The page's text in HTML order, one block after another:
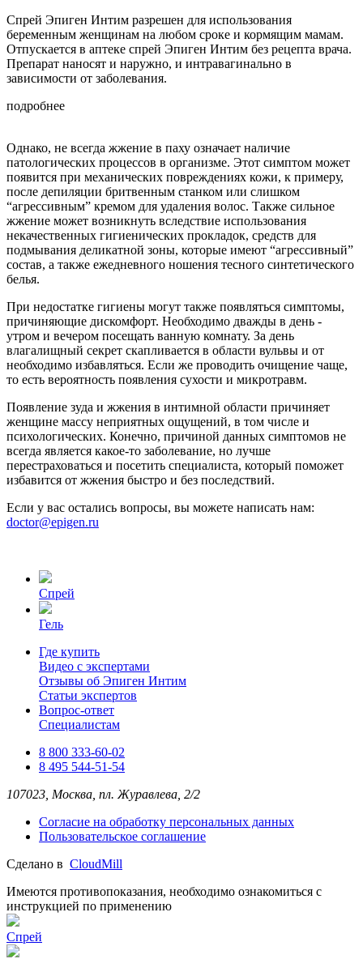
Спрей Эпиген Интим разрешен для использования
беременным женщинам на любом сроке и кормящим мамам.
Отпускается в аптеке спрей Эпиген Интим без рецепта врача.
Препарат наносят и наружно, и интравагинально в
зависимости от заболевания.
подробнее
Однако, не всегда жжение в паху означает наличие
патологических процессов в организме. Этот симптом может
появится при механических повреждениях кожи, к примеру,
после депиляции бритвенным станком или слишком
“агрессивным” кремом для удаления волос. Также сильное
жжение может возникнуть вследствие использования
некачественных гигиенических прокладок, средств для
подмывания деликатной зоны, которые имеют “агрессивный”
состав, а также ежедневного ношения тесного синтетического
белья.
При недостатке гигиены могут также появляться симптомы,
причиняющие дискомфорт. Необходимо дважды в день -
утром и вечером посещать ванную комнату. За день
влагалищный секрет скапливается в области вульвы и от
необходимо избавляться. Если же проводить очищение чаще,
то есть вероятность появления сухости и микротравм.
Появление зуда и жжения в интимной области причиняет
женщине массу неприятных ощущений, в том числе и
психологических. Конечно, причиной данных симптомов не
всегда является какое-то заболевание, но лучше
перестраховаться и посетить специалиста, который поможет
избавится от жжения быстро и без последствий.
Если у вас остались вопросы, вы можете написать нам:
doctor@epigen.ru
Спрей
Гель
Где купить
Видео с экспертами
Отзывы об Эпиген Интим
Статьи экспертов
Вопрос-ответ
Специалистам
8 800 333-60-02
8 495 544-51-54
107023, Москва, пл. Журавлева, 2/2
Согласие на обработку персональных данных
Пользовательское соглашение
Сделано в СloudMill
Имеются противопоказания, необходимо ознакомиться с
инструкцией по применению
Спрей